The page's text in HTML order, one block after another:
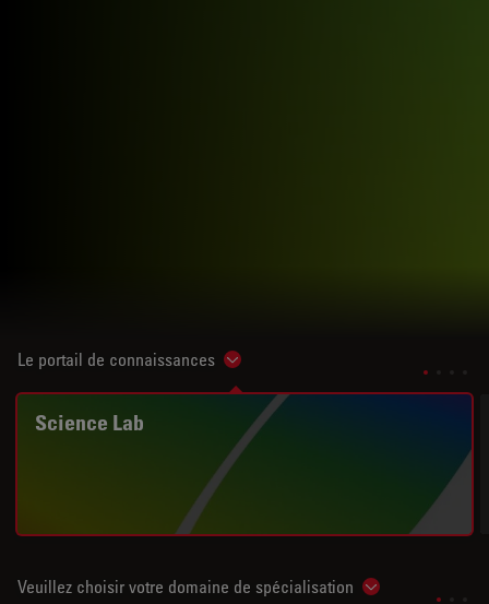
Le portail de connaissances Show subnavigation
Science Lab
Veuillez choisir votre domaine de spécialisation Show